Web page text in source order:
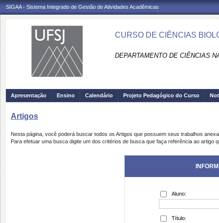
SIGAA - Sistema Integrado de Gestão de Atividades Acadêmicas
CURSO DE CIÊNCIAS
DEPARTAMENTO DE CIÊNCIAS
Apresentação Ensino Calendário Projeto Pedagógico do Curso
Artigos
Nesta página, você poderá buscar todos os Artigos que possuem seus trabalhos
Para efetuar uma busca digite um dos critérios de busca que faça referência ao artigo
Aluno:
Título: